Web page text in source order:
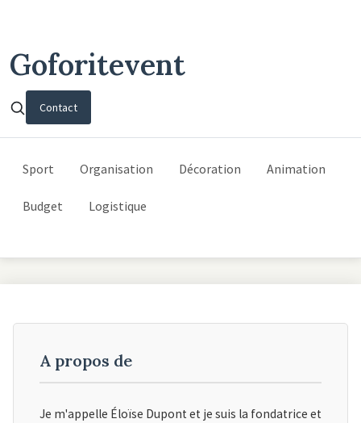
Goforitevent
Contact
Sport Organisation Décoration Animation
Budget Logistique
A propos de
Je m'appelle Éloïse Dupont et je suis la fondatrice et